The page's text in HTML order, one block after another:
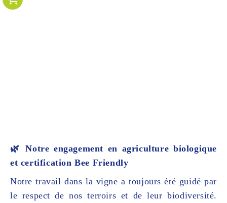
🌿 Notre engagement en agriculture biologique
et certification Bee Friendly
Notre travail dans la vigne a toujours été guidé par
le respect de nos terroirs et de leur biodiversité.